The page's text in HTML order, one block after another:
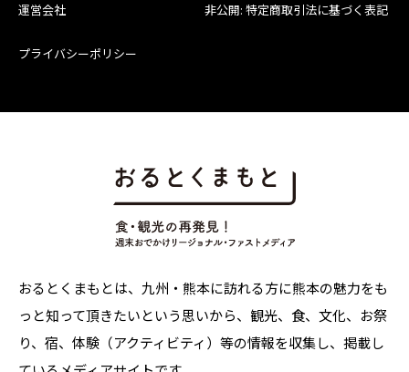
運営会社 非公開: 特定商取引法に基づく表記
プライバシーポリシー
おるとくまもとは、九州・熊本に訪れる方に熊本の魅力をも
っと知って頂きたいという思いから、観光、食、文化、お祭
り、宿、体験（アクティビティ）等の情報を収集し、掲載し